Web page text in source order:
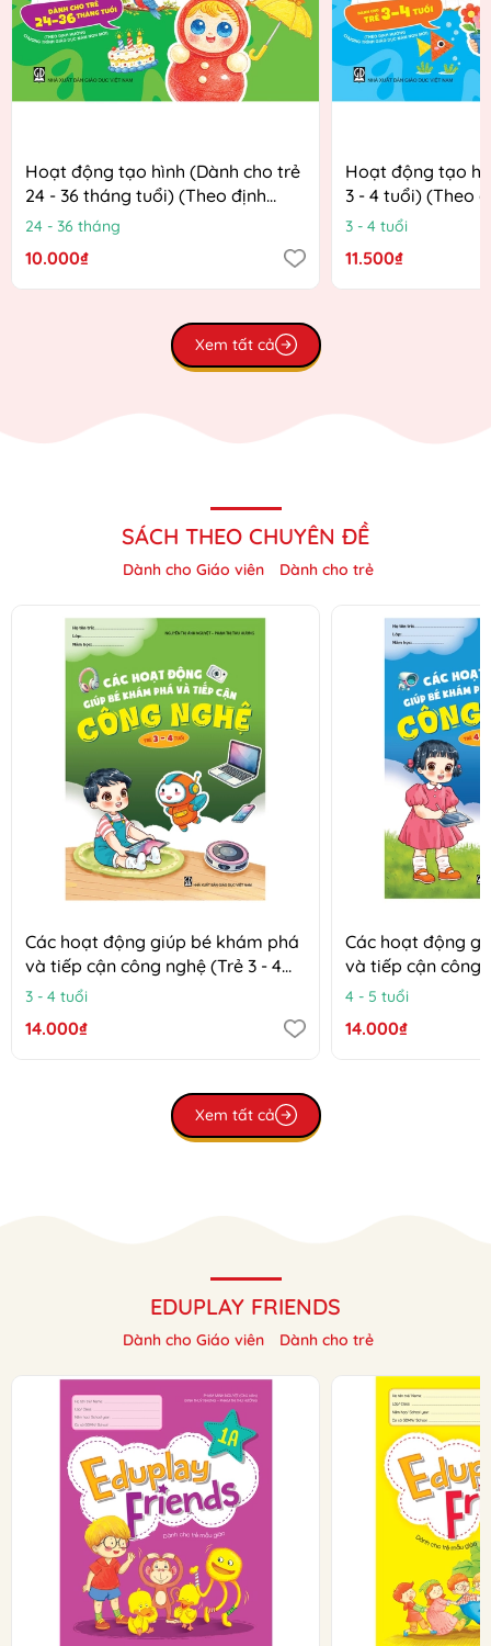
Hoạt động tạo hình (Dành cho trẻ
24 - 36 tháng tuổi) (Theo định
hướng Chương trình Giáo dục
24 - 36 tháng
10.000₫
Hoạt động tạo
3 - 4 tuổi) (Theo
Chương trình
3 - 4 tuổi
11.500₫
Xem tất cả
SÁCH THEO CHUYÊN ĐỀ
Dành cho Giáo viên Dành cho trẻ
Các hoạt động giúp bé khám phá
và tiếp cận công nghệ (Trẻ 3 - 4
tuổi)
3 - 4 tuổi
14.000₫
Các hoạt động
và tiếp cận công
tuổi)
4 - 5 tuổi
14.000₫
Xem tất cả
EDUPLAY FRIENDS
Dành cho Giáo viên Dành cho trẻ